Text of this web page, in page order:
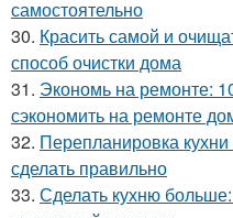
самостоятельно
30. Красить самой и
способ очистки дома
31. Экономь на ремонте:
сэкономить на ремонте
32. Перепланировка
сделать правильно
33. Сделать кухню